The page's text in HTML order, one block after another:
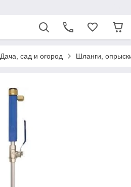
Дача, сад и огород Шланги,